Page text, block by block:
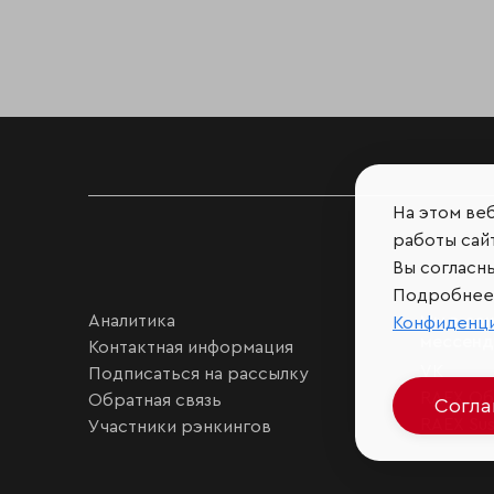
Аналитика
Контактная информация
Подписаться на рассылку
Обратная связь
Участники рэнкингов
Мы в
RAEX
RAEX
На этом
работы
Вы
Подробнее